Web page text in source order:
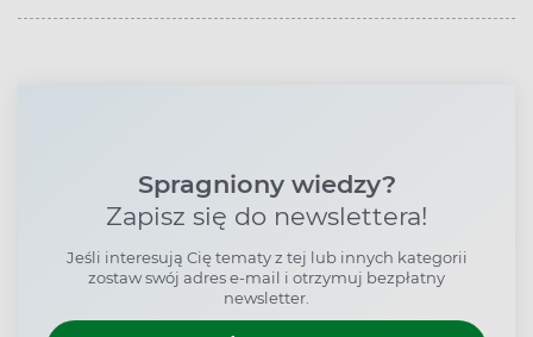
Spragniony wiedzy?
Zapisz się do newslettera!
Jeśli interesują Cię tematy z tej lub innych kategorii
zostaw swój adres e-mail i otrzymuj bezpłatny
newsletter.